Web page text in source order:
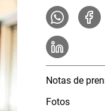
Notas de
Fotos